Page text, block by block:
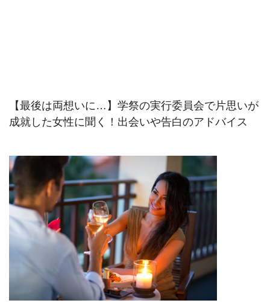
【最後は両想いに…】学祭の実行委員会で片思いが
成就した女性に聞く！出会いや告白のアドバイス